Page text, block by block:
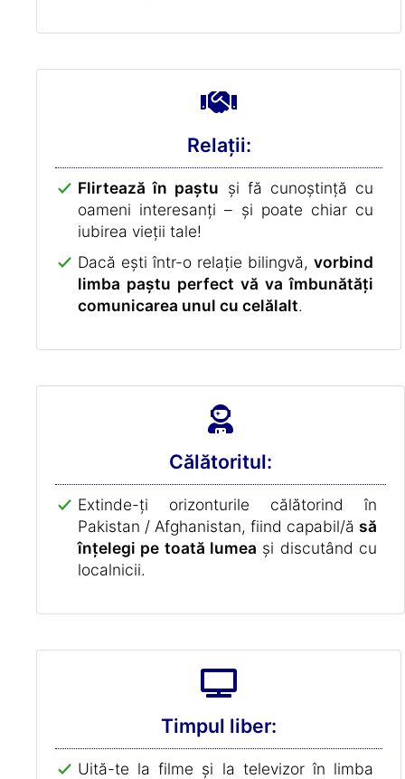
Relații:
Flirtează în paștu și fă cunoștință cu
oameni interesanți – și poate chiar cu
iubirea vieții tale!
Dacă ești într-o relație bilingvă, vorbind
limba paștu perfect vă va îmbunătăți
comunicarea unul cu celălalt.
Călătoritul:
Extinde-ți orizonturile călătorind în
Pakistan / Afghanistan, fiind capabil/ă să
înțelegi pe toată lumea și discutând cu
localnicii.
Timpul liber:
Uită-te la filme și la televizor în limba